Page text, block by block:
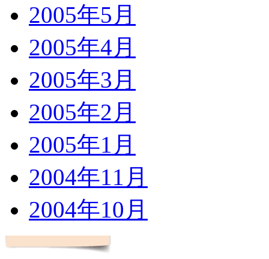
2005年5月
2005年4月
2005年3月
2005年2月
2005年1月
2004年11月
2004年10月